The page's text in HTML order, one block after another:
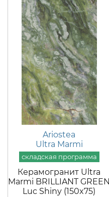
Ariostea
Ultra Marmi
Керамогранит Ultra
Marmi BRILLIANT GREEN
Luc Shiny (150x75)